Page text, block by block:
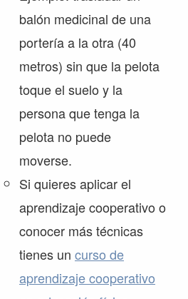
balón medicinal de una
portería a la otra (40
metros) sin que la pelota
toque el suelo y la
persona que tenga la
pelota no puede
moverse.
Si quieres aplicar el
aprendizaje cooperativo o
conocer más técnicas
tienes un curso de
aprendizaje cooperativo